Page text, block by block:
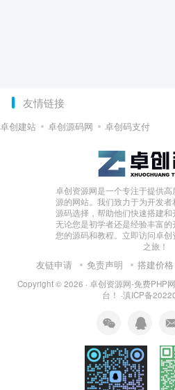
友情链接
卓创建站 卓创源码网 卓创码支付
卓创资源网是一个专注于提供
源的网站。我们致力于为开发
源码选择，帮助他们快速搭建和
无论您是初学者还是经验丰富
您的源码和教程。立即访问卓
之旅！
友链申请 免责声明 搭建价格
Copyright © 2026 · 卓创资源网-免费PHP
台！ ·滇ICP备